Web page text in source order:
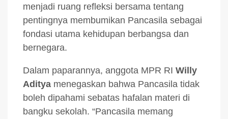
menjadi ruang refleksi bersama tentang
pentingnya membumikan Pancasila sebagai
fondasi utama kehidupan berbangsa dan
bernegara.
Dalam paparannya, anggota MPR RI Willy
Aditya menegaskan bahwa Pancasila tidak
boleh dipahami sebatas hafalan materi di
bangku sekolah. “Pancasila memang